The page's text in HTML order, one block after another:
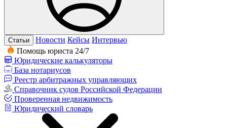
Статьи Новости Кейсы Интервью
Помощь юриста 24/7
Юридические калькуляторы
База нотариусов
Реестр арбитражных управляющих
Справочник судов Российской Федерации
Проверенная недвижимость
Юридический словарь